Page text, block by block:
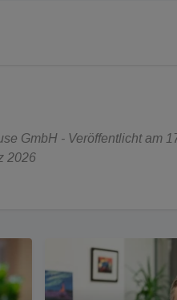
GmbH - Veröffentlicht am
2026